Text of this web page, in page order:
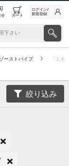
せ カート
ログイン/
新規登録
ーストパイプ 「エキ
絞り込み